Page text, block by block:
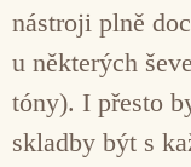
nástroji plně
u některých
tóny). I přesto
skladby být s